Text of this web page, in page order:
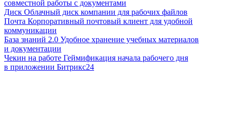
совместной работы с документами
Диск Облачный диск компании для рабочих файлов
Почта Корпоративный почтовый клиент для удобной
коммуникации
База знаний 2.0 Удобное хранение учебных материалов
и документации
Чекин на работе Геймификация начала рабочего дня
в приложении Битрикс24